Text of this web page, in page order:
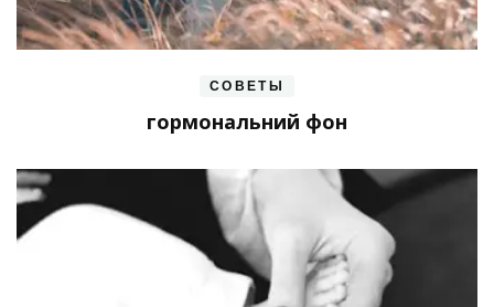
СОВЕТЫ
гормональний фон